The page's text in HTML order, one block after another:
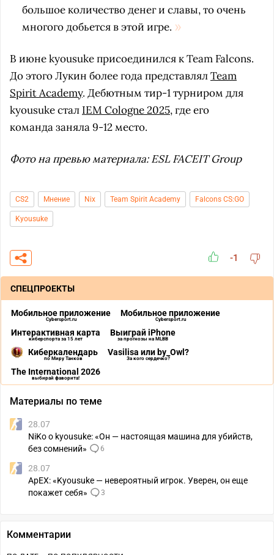
большое количество денег и славы, то очень
многого добьется в этой игре.
В июне kyousuke присоединился к Team Falcons.
До этого Лукин более года представлялTeam
Spirit Academy. Дебютным тир-1 турниром для
kyousuke стал IEM Cologne 2025, где его
команда заняла 9-12 место.
Фото на превью материала: ESL FACEIT Group
CS2 Мнение Nix Team Spirit Academy Falcons CS:GO
Kyousuke
-1
СПЕЦПРОЕКТЫ
Мобильное приложение
Cybersport.ru
Мобильное приложение
Cybersport.ru
Интерактивная карта
киберспорта за 15 лет
Выиграй iPhone
за прогнозы на MLBB
Киберкалендарь
по Миру Танков
Vasilisa или by_Owl?
За кого сердечко?
The International 2026
выбирай фаворита!
Материалы по теме
28.07
NiKo о kyousuke: «Он — настоящая машина для убийств,
без сомнений»
6
28.07
ApEX: «Kyousuke — невероятный игрок. Уверен, он еще
покажет себя»
3
Комментарии